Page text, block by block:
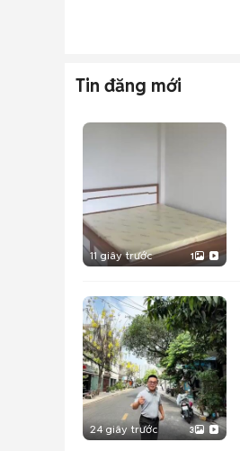
Tin đăng mới
11 giây trước 1
24 giây trước 3